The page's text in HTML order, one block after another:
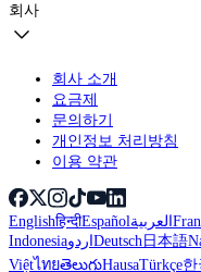
회사
회사 소개
요금제
문의하기
개인정보 처리방침
이용 약관
Englishहिन्दीEspañolالعربية
IndonesiaاردوDeutsch日本語
ViệtไทยతెలుగుHausaTürkçe한